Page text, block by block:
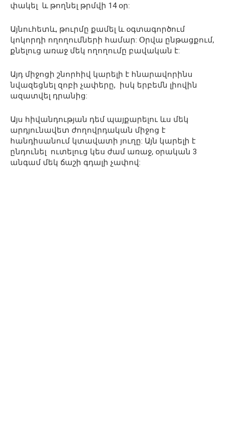
փակել և թողնել թրմվի 14 օր:
Այնուհետև, թուրմը քամել և օգտագործում
կոկորդի ողողումների համար: Օրվա ընթացքում,
քնելուց առաջ մեկ ողողումը բավական է:
Այդ միջոցի շնորհիվ կարելի է հնարավորինս
նվազեցնել զոբի չափերը, իսկ երբեմն լիովին
ազատվել դրանից:
Այս հիվանդության դեմ պայքարելու ևս մեկ
արդյունավետ ժողովրդական միջոց է
հանդիսանում կտավատի յուղը: Այն կարելի է
ընդունել ուտելուց կես ժամ առաջ, օրական 3
անգամ մեկ ճաշի գդալի չափով: